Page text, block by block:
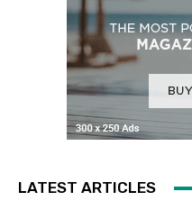
LATEST ARTICLES